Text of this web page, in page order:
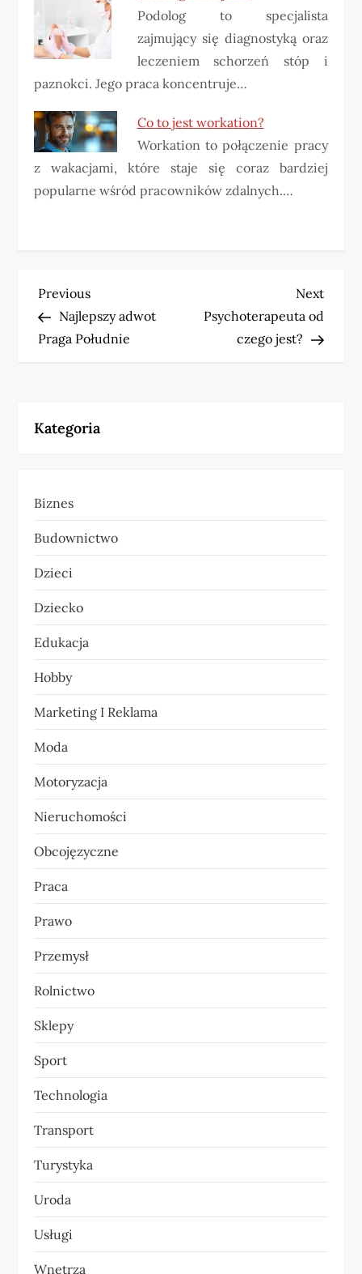
Podolog to specjalista
zajmujący się diagnostyką oraz
leczeniem schorzeń stóp i
paznokci. Jego praca koncentruje…
Co to jest workation?
Workation to połączenie pracy
z wakacjami, które staje się coraz bardziej
popularne wśród pracowników zdalnych.…
N
a
g
c
j
a
w
p
i
s
u
Previous
Post
Previous
Najlepszy adwot
Praga Południe
Next
Next
Psychoterapeuta od
czego jest?
Kategoria
Biznes
Budownictwo
Dzieci
Dziecko
Edukacja
Hobby
Marketing I Reklama
Moda
Motoryzacja
Nieruchomości
Obcojęzyczne
Praca
Prawo
Przemysł
Rolnictwo
Sklepy
Sport
Technologia
Transport
Turystyka
Uroda
Usługi
Wnętrza